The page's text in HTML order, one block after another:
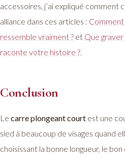
accessoires, j’ai expliqué comment
alliance dans ces articles : Comment
ressemble vraiment ? et Que graver
raconte votre histoire ?
Conclusion
Le carre plongeant court est une
sied à beaucoup de visages quand
choisissant la bonne longueur, le